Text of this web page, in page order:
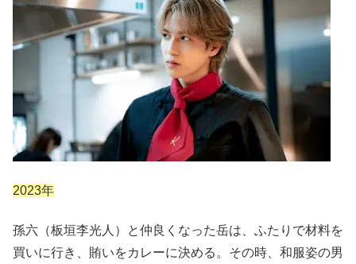
2023年
孫六（板垣李光人）と仲良くなった岳は、ふたりで材料を
買いに行き、賄いをカレーに決める。その時、和服姿の男